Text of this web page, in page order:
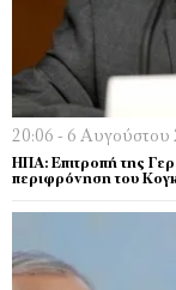
20:06 - 6 Αυγούστου
ΗΠΑ: Επιτροπή της
περιφρόνηση του